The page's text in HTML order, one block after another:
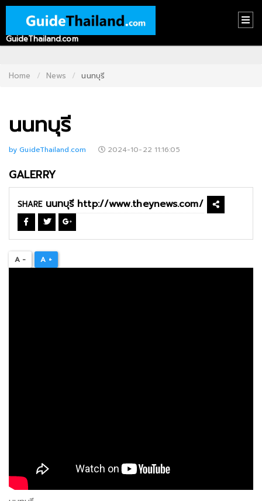
HOME
CONTACT
ABOUT
US
NEWS
LOGIN
REGISTER
GuideThailand.com
Home News นนทบุรี
นนทบุรี
by GuideThailand.com 2024-10-22 11:16:05
GALERRY
SHARE
A - A +